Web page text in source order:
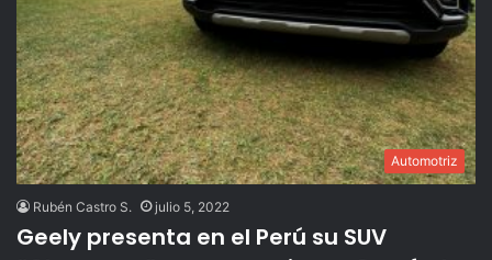
Automotriz
Rubén Castro S. julio 5, 2022
Geely presenta en el Perú su SUV